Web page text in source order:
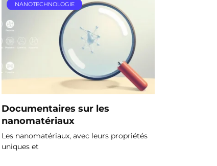
NANOTECHNOLOGIE
Documentaires sur les
nanomatériaux
Les nanomatériaux, avec leurs propriétés
uniques et